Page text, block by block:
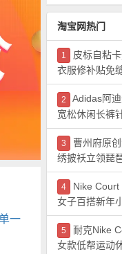
一
淘宝网热门
1
皮标自粘
衣服修补贴免
2
Adidas阿
宽松休闲长裤
3
曹州府原
绣披袄立领琵
4
Nike Court
女子百搭新年
5
耐克Nike
女款低帮运动